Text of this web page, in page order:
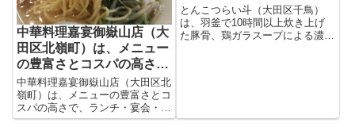
中華料理嘉宴御嶽山店（大
田区北嶺町）は、メニュー
の豊富さとコスパの高さ
で、ランチ・宴会・テイク
アウト等様々なニーズに応
える
中華料理嘉宴御嶽山店（大田区北
嶺町）は、メニューの豊富さとコ
スパの高さで、ランチ・宴会・テ
イクアウトなど様々なニーズに応
プによる濃口または薄口醤
油のラーメン店
とんこつらい斗（大田区千鳥）
は、羽釜で10時間以上炊き上げ
た豚骨、鶏ガラスープによる濃口